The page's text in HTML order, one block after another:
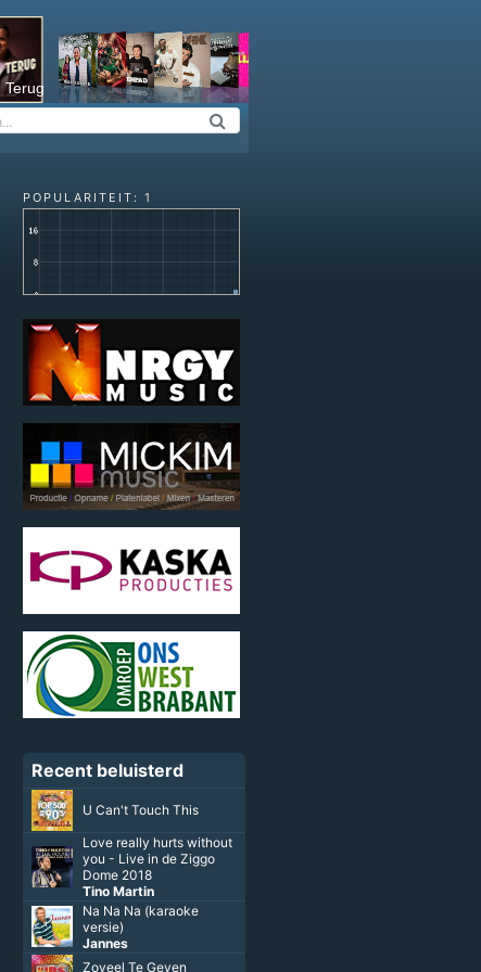
Terug
POPULARITEIT: 1
Recent beluisterd
U Can't Touch This
Love really hurts without
you - Live in de Ziggo
Dome 2018
Tino Martin
Na Na Na (karaoke
versie)
Jannes
Zoveel Te Geven